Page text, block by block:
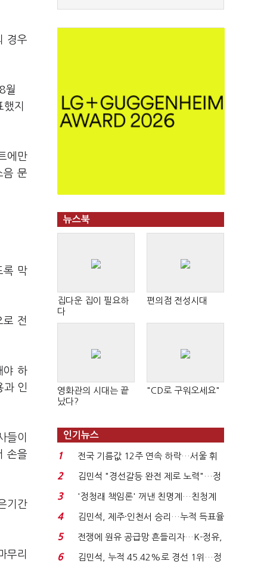
경우
월
지
에만
음 문
록 막
전
야 하
과 인
들이
손을
기간
무리
뉴스북
집다운 집이 필요하
다
편의점 전성시대
영화관의 시대는 끝
났다?
"CD로 구워오세요"
인기뉴스
1
전국 기름값 12주 연속 하락…서울 휘
발윳값 1909원...
2
김민석 "경선갈등 완전 제로 노력"…정
청래 "반명 공세 사...
3
'정청래 책임론' 꺼낸 친명계…친청계
는 추가투표 때리기...
4
김민석, 제주·인천서 승리…누적 득표율
'1위 탈환'(종합)...
5
전쟁에 원유 공급망 흔들리자…K-정유,
에너지안보 핵심...
6
김민석, 누적 45.42%로 경선 1위…정